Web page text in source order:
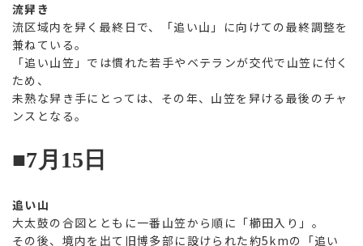
流舁き
流区域内を舁く最終日で、「追い山」に向けての最終調整を
兼ねている。
「追い山笠」では慣れた若手やベテランが交代で山笠に付く
ため、
未熟な舁き手にとっては、その年、山笠を舁ける最後のチャ
ンスとなる。
■7月15日
追い山
大太鼓の合図とともに一番山笠から順に「櫛田入り」。
その後、境内を出て旧博多部に設けられた約5kmの「追い